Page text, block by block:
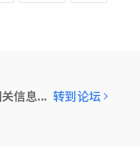
信息... 转到论坛